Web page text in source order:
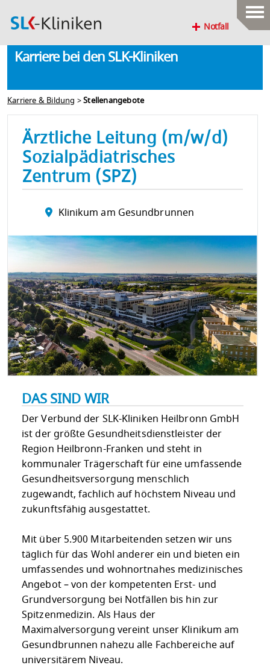
Notfall
Karriere bei den SLK-Kliniken
Karriere & Bildung >Stellenangebote
Ärztliche Leitung (m/w/d)
Sozialpädiatrisches
Zentrum (SPZ)
Klinikum am Gesundbrunnen
DAS SIND WIR
Der Verbund der SLK-Kliniken Heilbronn GmbH
ist der größte Gesundheitsdienstleister der
Region Heilbronn-Franken und steht in
kommunaler Trägerschaft für eine umfassende
Gesundheitsversorgung menschlich
zugewandt, fachlich auf höchstem Niveau und
zukunftsfähig ausgestattet.
Mit über 5.900 Mitarbeitenden setzen wir uns
täglich für das Wohl anderer ein und bieten ein
umfassendes und wohnortnahes medizinisches
Angebot – von der kompetenten Erst- und
Grundversorgung bei Notfällen bis hin zur
Spitzenmedizin. Als Haus der
Maximalversorgung vereint unser Klinikum am
Gesundbrunnen nahezu alle Fachbereiche auf
universitärem Niveau.